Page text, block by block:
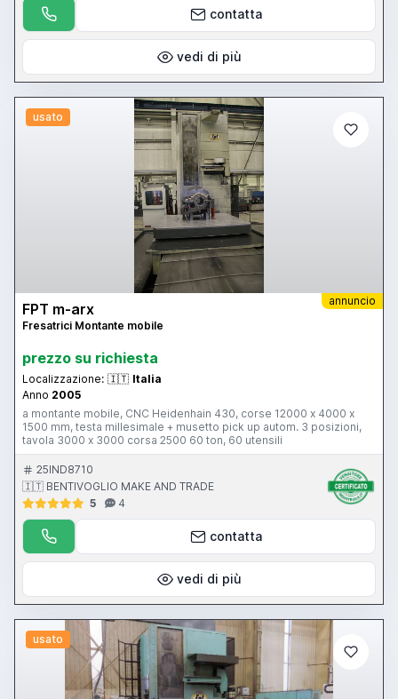
contatta
vedi di più
usato
annuncio
FPT m-arx
Fresatrici Montante mobile
prezzo su richiesta
Localizzazione: 🇮🇹 Italia
Anno 2005
a montante mobile, CNC Heidenhain 430, corse 12000 x 4000 x
1500 mm, testa millesimale + musetto pick up autom. 3 posizioni,
tavola 3000 x 3000 corsa 2500 60 ton, 60 utensili
25IND8710
🇮🇹 BENTIVOGLIO MAKE AND TRADE
5
4
contatta
vedi di più
usato